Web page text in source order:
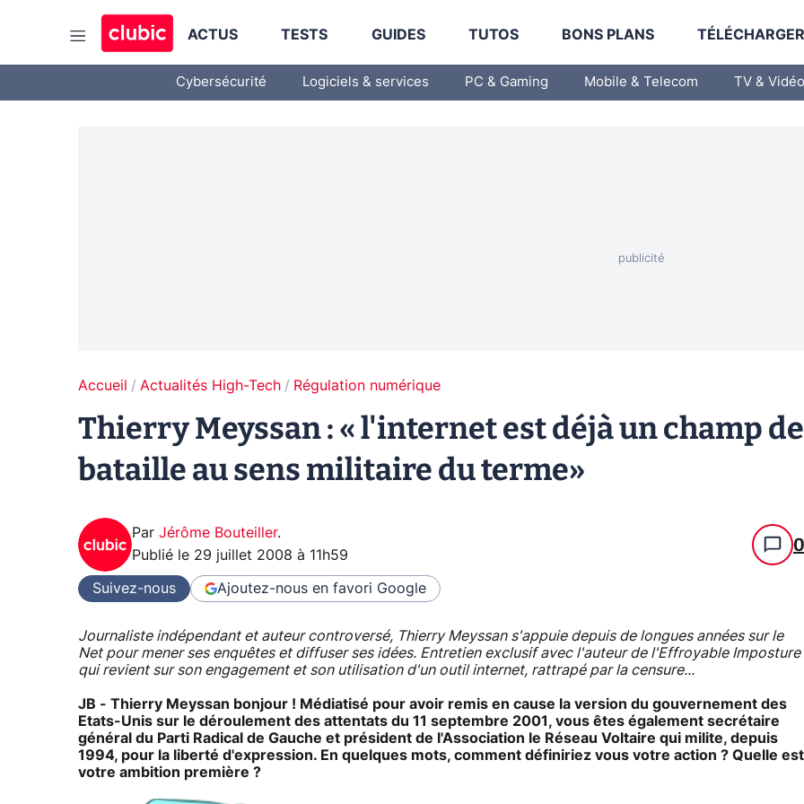
ACTUS TESTS GUIDES TUTOS BONS PLANS
Cybersécurité Logiciels & services PC & Gaming Mobile & Telecom TV & Vidéo
Accueil Actualités High-Tech Régulation numérique
Thierry Meyssan : « l'internet est déjà un champ de
bataille au sens militaire du terme»
Par Jérôme Bouteiller.
Publié le 29 juillet 2008 à 11h59 0
Suivez-nous Ajoutez-nous en favori Google
Journaliste indépendant et auteur controversé, Thierry Meyssan s'appuie depuis de longues années sur le
Net pour mener ses enquêtes et diffuser ses idées. Entretien exclusif avec l'auteur de l'Effroyable Imposture
qui revient sur son engagement et son utilisation d'un outil internet, rattrapé par la censure...
JB - Thierry Meyssan bonjour ! Médiatisé pour avoir remis en cause la version du gouvernement des
Etats-Unis sur le déroulement des attentats du 11 septembre 2001, vous êtes également secrétaire
général du Parti Radical de Gauche et président de l'Association le Réseau Voltaire qui milite, depuis
1994, pour la liberté d'expression. En quelques mots, comment définiriez vous votre action ? Quelle est
votre ambition première ?